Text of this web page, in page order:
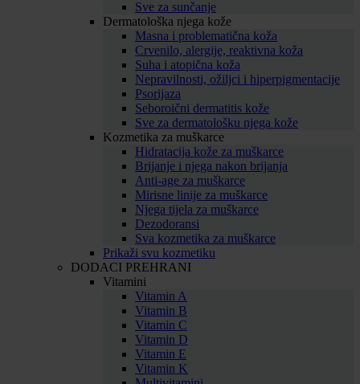
Sve za sunčanje
Dermatološka njega kože
Masna i problematična koža
Crvenilo, alergije, reaktivna koža
Suha i atopična koža
Nepravilnosti, ožiljci i hiperpigmentacije
Psorijaza
Seboroični dermatitis kože
Sve za dermatološku njega kože
Kozmetika za muškarce
Hidratacija kože za muškarce
Brijanje i njega nakon brijanja
Anti-age za muškarce
Mirisne linije za muškarce
Njega tijela za muškarce
Dezodoransi
Sva kozmetika za muškarce
Prikaži svu kozmetiku
DODACI PREHRANI
Vitamini
Vitamin A
Vitamin B
Vitamin C
Vitamin D
Vitamin E
Vitamin K